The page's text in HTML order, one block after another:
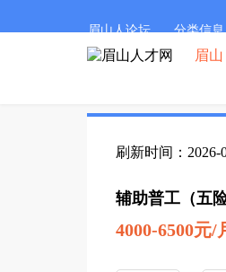
眉山人论坛 分类信息
眉山
刷新时间：2026-
辅助普工（五
4000-6500元/